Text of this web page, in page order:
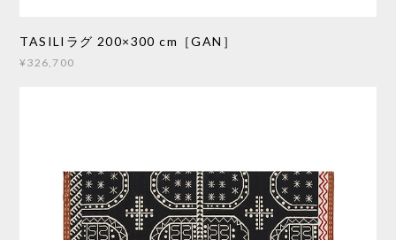
TASILIラグ 200×300 cm［GAN］
¥326,700